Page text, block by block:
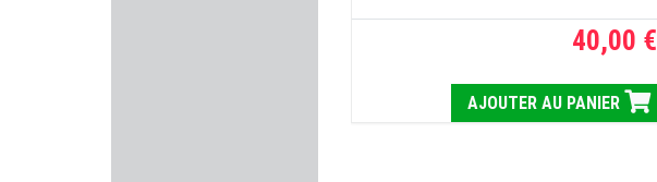
40,00 €
AJOUTER AU PANIER